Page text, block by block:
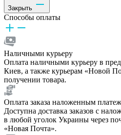
Закрыть
Способы оплаты
Наличными курьеру
Оплата наличными курьеру в
Киев, а также курьерам «Новой
получении товара.
Оплата заказа наложенным
Доступна доставка заказов с
в любой уголок Украины через
«Новая Почта».